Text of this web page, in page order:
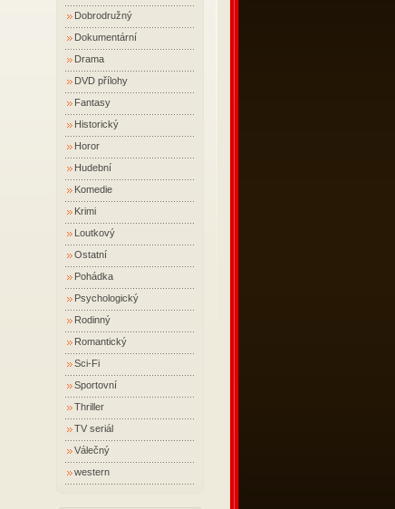
Dobrodružný
Dokumentární
Drama
DVD přílohy
Fantasy
Historický
Horor
Hudební
Komedie
Krimi
Loutkový
Ostatní
Pohádka
Psychologický
Rodinný
Romantický
Sci-Fi
Sportovní
Thriller
TV seriál
Válečný
western